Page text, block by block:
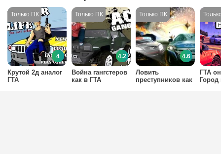
Крутой 2д аналог
ГТА
4
Война гангстеров
как в ГТА
4.2
Ловить
преступников как
4.6
ГТА